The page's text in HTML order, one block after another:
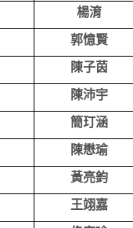
楊淯
郭憶賢
陳子茵
陳沛宇
簡玎涵
陳懋瑜
黃亮鈞
王翊嘉